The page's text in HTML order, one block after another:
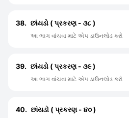
38. છાંયડો ( પ્રકરણ - ૩૮ )
આ ભાગ વાંચવા માટે એપ ડાઉનલોડ કરો
39. છાંયડો ( પ્રકરણ - ૩૯ )
આ ભાગ વાંચવા માટે એપ ડાઉનલોડ કરો
40. છાંયડો ( પ્રકરણ - ૪૦ )